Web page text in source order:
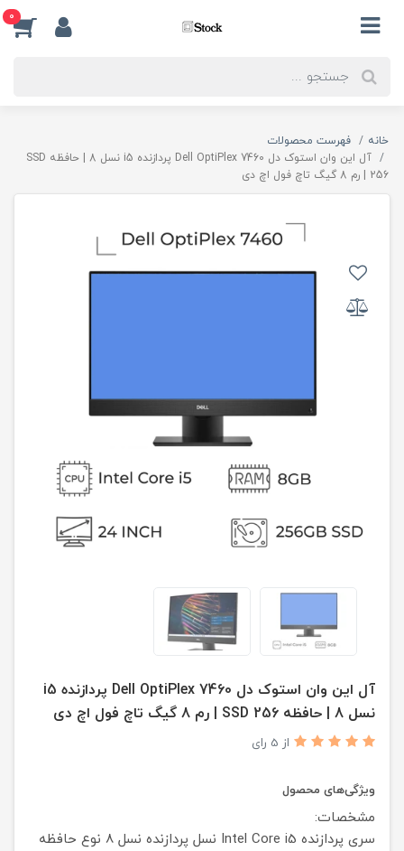
0
خانه
فهرست محصولات
آل این وان استوک دل Dell OptiPlex 7460 پردازنده i5 نسل 8 | حافظه SSD
256 | رم 8 گیگ تاچ فول اچ دی
آل این وان استوک دل Dell OptiPlex 7460 پردازنده i5
نسل 8 | حافظه SSD 256 | رم 8 گیگ تاچ فول اچ دی
از 5 رای
ویژگی‌های محصول
مشخصات:
سری پردازنده Intel Core i5 نسل پردازنده نسل 8
نوع حافظه